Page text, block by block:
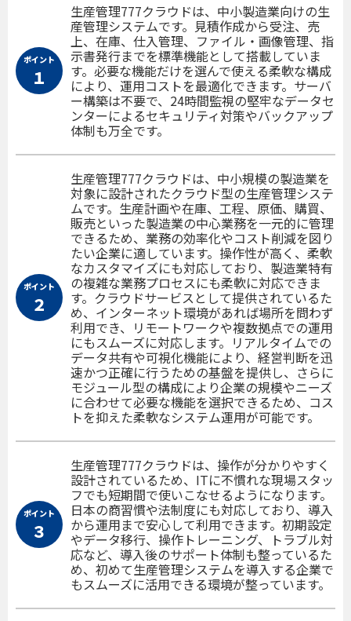
ポイント
１
生産管理777クラウドは、中小製造業向けの生
産管理システムです。見積作成から受注、売
上、在庫、仕入管理、ファイル・画像管理、指
示書発行までを標準機能として搭載していま
す。必要な機能だけを選んで使える柔軟な構成
により、運用コストを最適化できます。サーバ
ー構築は不要で、24時間監視の堅牢なデータセ
ンターによるセキュリティ対策やバックアップ
体制も万全です。
ポイント
２
生産管理777クラウドは、中小規模の製造業を
対象に設計されたクラウド型の生産管理システ
ムです。生産計画や在庫、工程、原価、購買、
販売といった製造業の中心業務を一元的に管理
できるため、業務の効率化やコスト削減を図り
たい企業に適しています。操作性が高く、柔軟
なカスタマイズにも対応しており、製造業特有
の複雑な業務プロセスにも柔軟に対応できま
す。クラウドサービスとして提供されているた
め、インターネット環境があれば場所を問わず
利用でき、リモートワークや複数拠点での運用
にもスムーズに対応します。リアルタイムでの
データ共有や可視化機能により、経営判断を迅
速かつ正確に行うための基盤を提供し、さらに
モジュール型の構成により企業の規模やニーズ
に合わせて必要な機能を選択できるため、コス
トを抑えた柔軟なシステム運用が可能です。
ポイント
３
生産管理777クラウドは、操作が分かりやすく
設計されているため、ITに不慣れな現場スタッ
フでも短期間で使いこなせるようになります。
日本の商習慣や法制度にも対応しており、導入
から運用まで安心して利用できます。初期設定
やデータ移行、操作トレーニング、トラブル対
応など、導入後のサポート体制も整っているた
め、初めて生産管理システムを導入する企業で
もスムーズに活用できる環境が整っています。